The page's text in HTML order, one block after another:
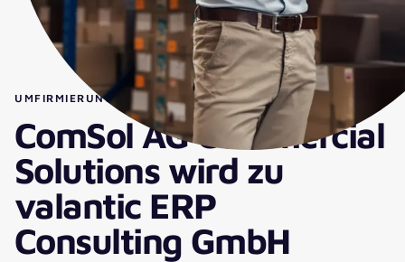
UMFIRMIERUNG UND NEUER MARKENAUFTRITT
ComSol AG Commercial
Solutions wird zu
valantic ERP
Consulting GmbH